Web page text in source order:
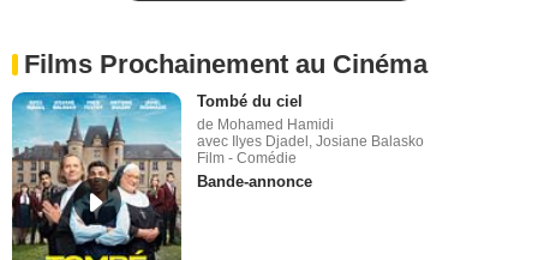
Films Prochainement au Cinéma
Tombé du ciel
de Mohamed Hamidi
avec Ilyes Djadel, Josiane Balasko
Film - Comédie
Bande-annonce